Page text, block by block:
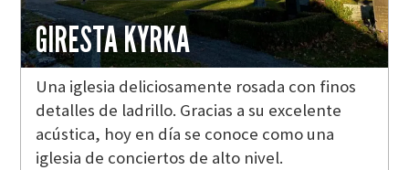
GIRESTA KYRKA
Una iglesia deliciosamente rosada con finos
detalles de ladrillo. Gracias a su excelente
acústica, hoy en día se conoce como una
iglesia de conciertos de alto nivel.